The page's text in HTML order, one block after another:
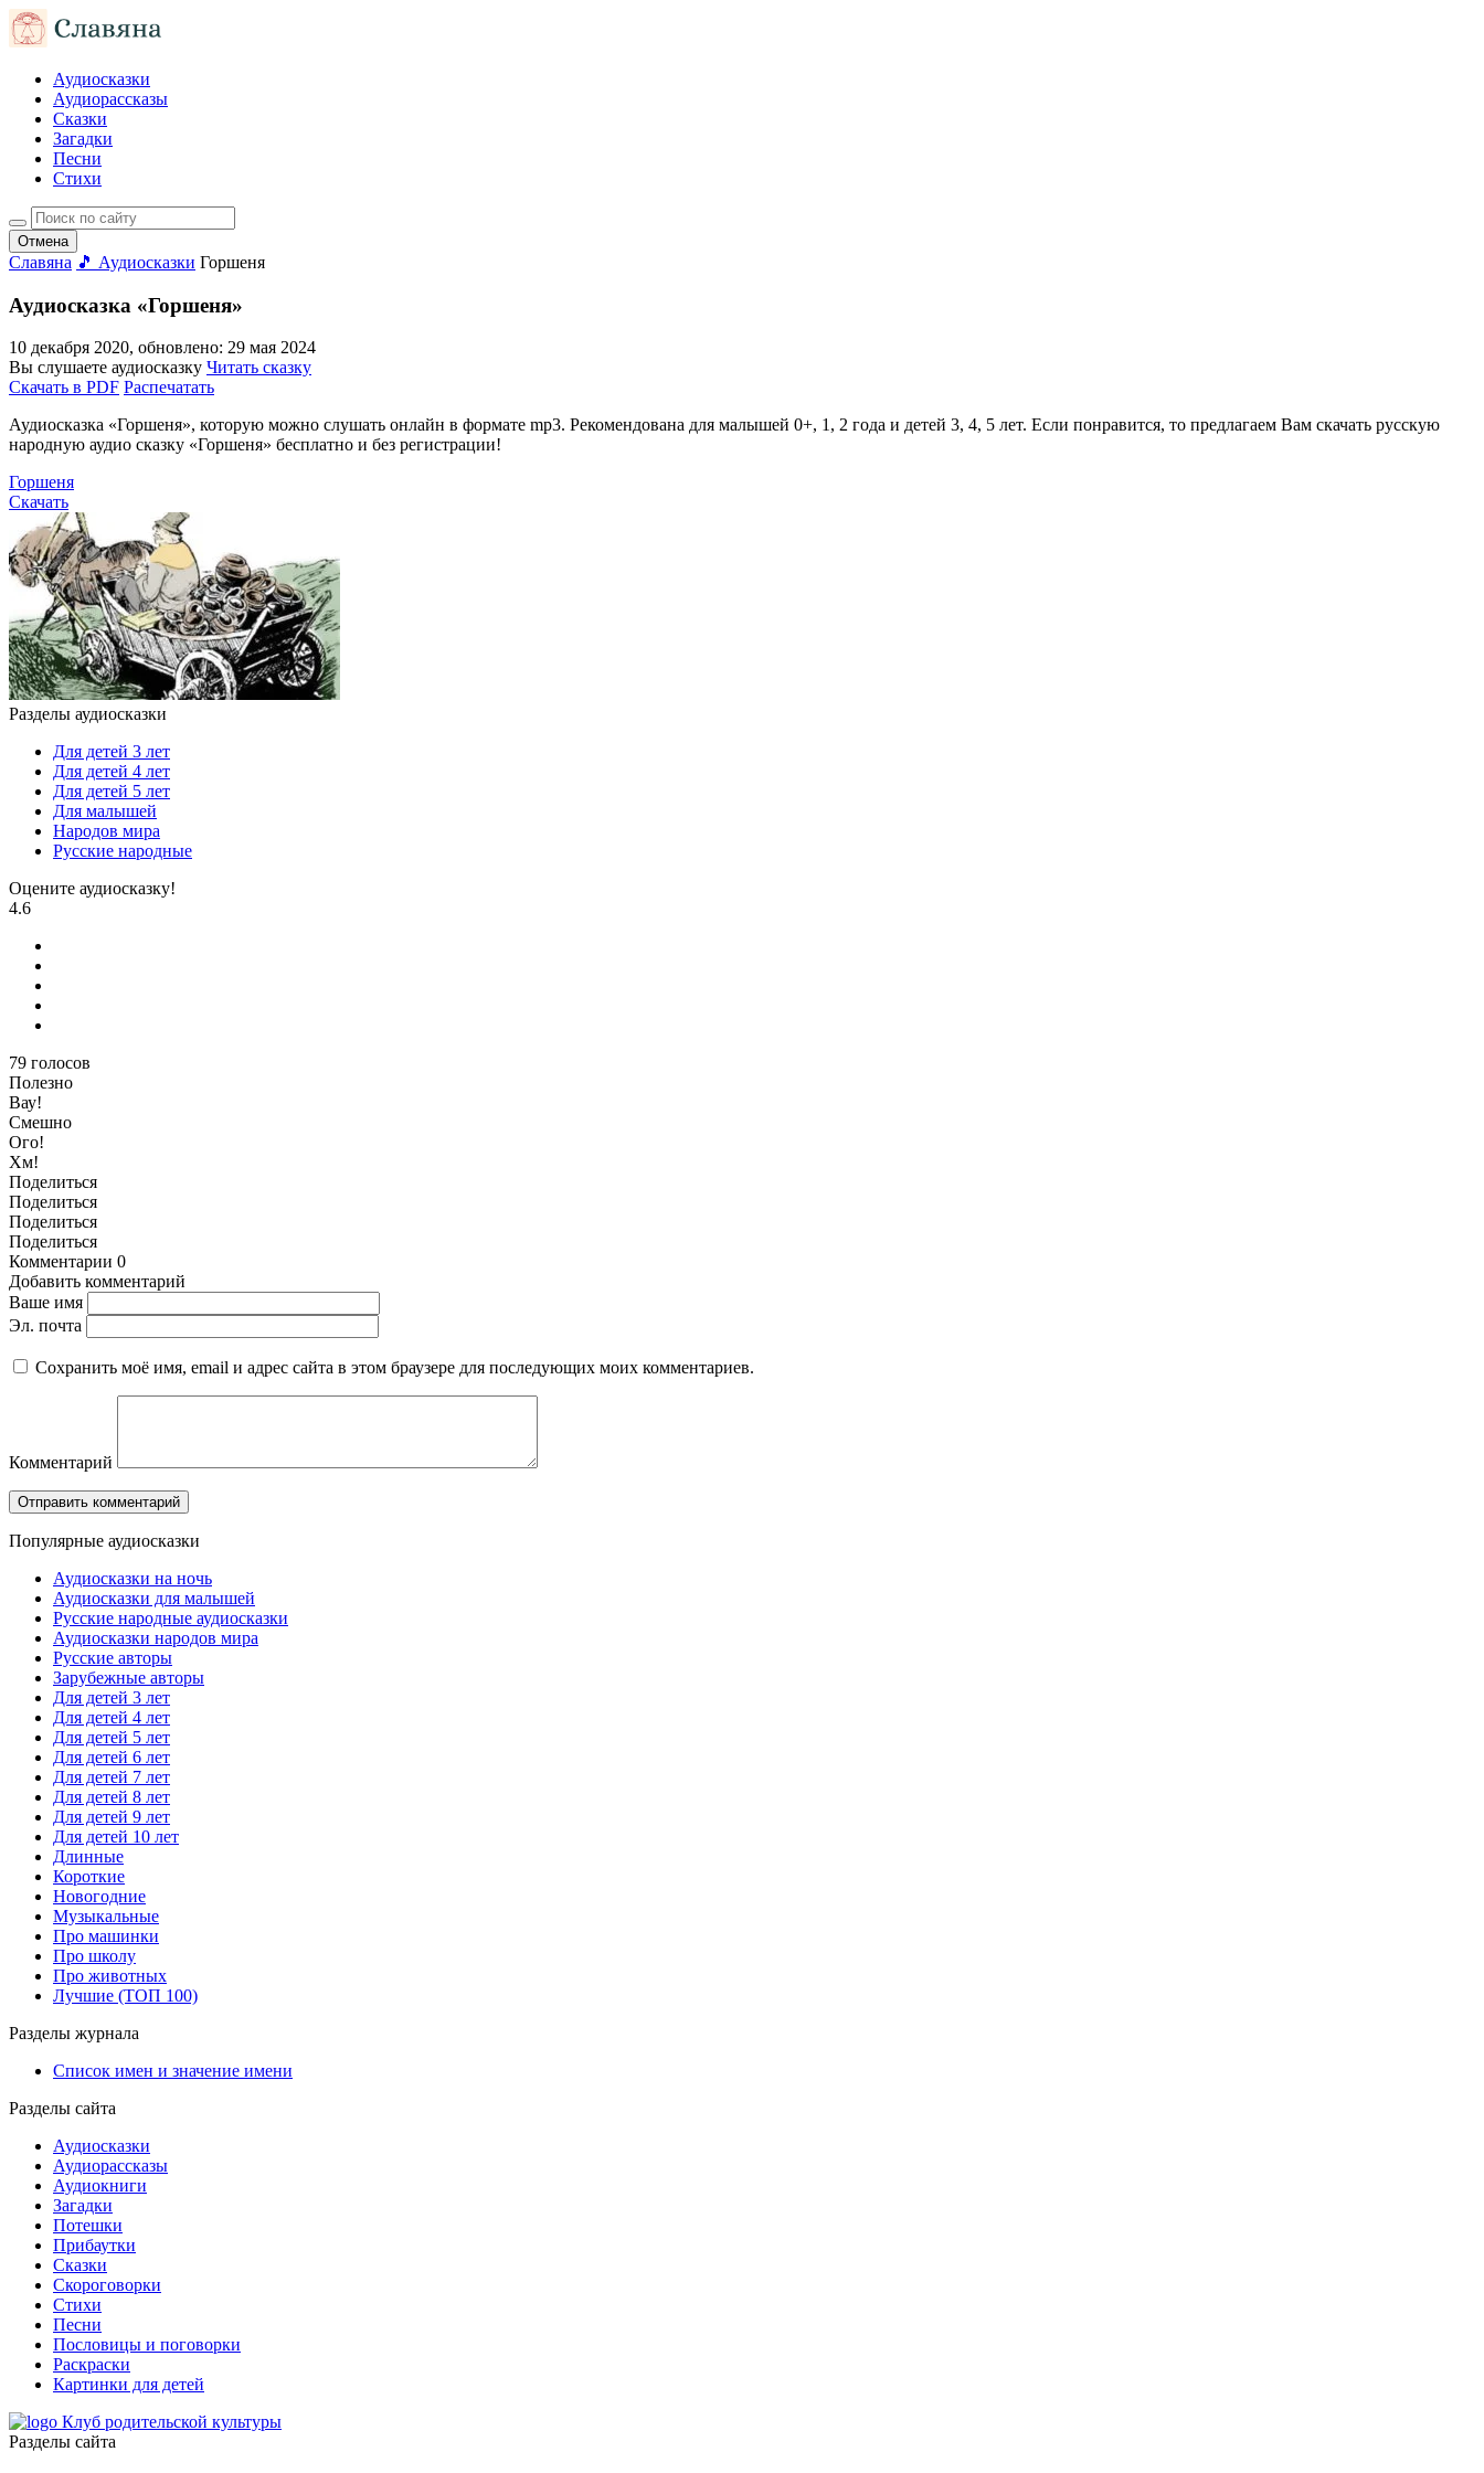
Аудиосказки
Аудиорассказы
Сказки
Загадки
Песни
Стихи
Отмена
Славяна 🎵 Аудиосказки Горшеня
Аудиосказка «Горшеня»
10 декабря 2020, обновлено: 29 мая 2024
Вы слушаете аудиосказку Читать сказку
Скачать в PDF Распечатать
Аудиосказка «Горшеня», которую можно слушать онлайн в формате mp3. Рекомендована для малышей 0+, 1, 2 года и детей 3, 4, 5 лет. Если понравится, то предлагаем Вам скачать русскую
народную аудио сказку «Горшеня» бесплатно и без регистрации!
Горшеня
Скачать
Разделы аудиосказки
Для детей 3 лет
Для детей 4 лет
Для детей 5 лет
Для малышей
Народов мира
Русские народные
Оцените аудиосказку!
4.6
79 голосов
Полезно
Вау!
Смешно
Ого!
Хм!
Поделиться
Поделиться
Поделиться
Поделиться
Комментарии 0
Добавить комментарий
Ваше имя
Эл. почта
Сохранить моё имя, email и адрес сайта в этом браузере для последующих моих комментариев.
Комментарий
Популярные аудиосказки
Аудиосказки на ночь
Аудиосказки для малышей
Русские народные аудиосказки
Аудиосказки народов мира
Русские авторы
Зарубежные авторы
Для детей 3 лет
Для детей 4 лет
Для детей 5 лет
Для детей 6 лет
Для детей 7 лет
Для детей 8 лет
Для детей 9 лет
Для детей 10 лет
Длинные
Короткие
Новогодние
Музыкальные
Про машинки
Про школу
Про животных
Лучшие (ТОП 100)
Разделы журнала
Список имен и значение имени
Разделы сайта
Аудиосказки
Аудиорассказы
Аудиокниги
Загадки
Потешки
Прибаутки
Сказки
Скороговорки
Стихи
Песни
Пословицы и поговорки
Раскраски
Картинки для детей
Клуб родительской культуры
Разделы сайта